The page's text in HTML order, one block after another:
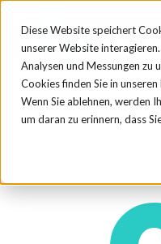
Diese Website speichert
unserer Website
Analysen und Messungen zu
Cookies finden Sie in
Wenn Sie ablehnen, werden
um daran zu erinnern, dass